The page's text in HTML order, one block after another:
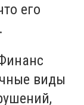
его
виды